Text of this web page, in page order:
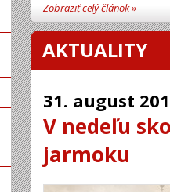
Zobraziť celý článok »
AKTUALITY
31. august
V nedeľu
jarmoku